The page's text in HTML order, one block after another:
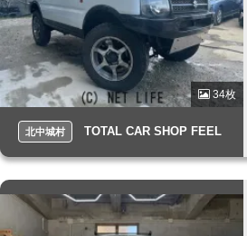
34枚
北中城村 TOTAL CAR SHOP FEEL